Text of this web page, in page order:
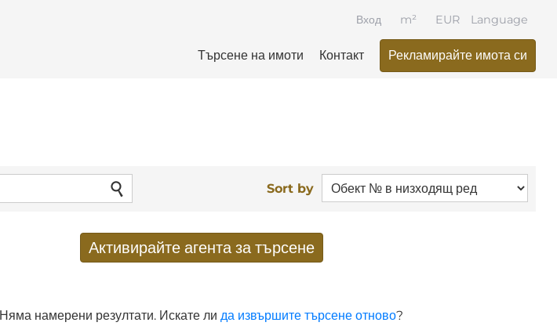
Language
Търсене на имоти Контакт Рекламирайте имота си
Вход EUR
m²
Sort by
Активирайте агента за търсене
Няма намерени резултати. Искате лида извършите търсене отново?